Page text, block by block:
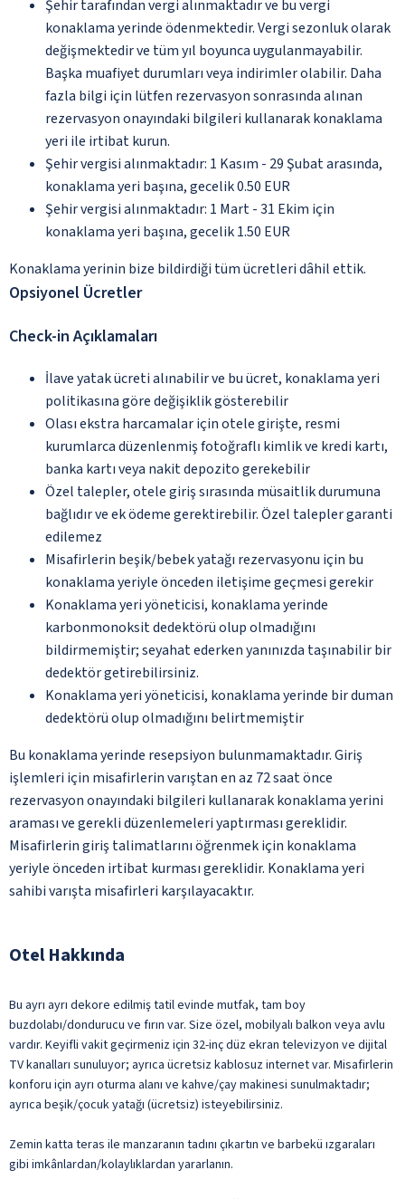
Şehir tarafından vergi alınmaktadır ve bu vergi
konaklama yerinde ödenmektedir. Vergi sezonluk olarak
değişmektedir ve tüm yıl boyunca uygulanmayabilir.
Başka muafiyet durumları veya indirimler olabilir. Daha
fazla bilgi için lütfen rezervasyon sonrasında alınan
rezervasyon onayındaki bilgileri kullanarak konaklama
yeri ile irtibat kurun.
Şehir vergisi alınmaktadır: 1 Kasım - 29 Şubat arasında,
konaklama yeri başına, gecelik 0.50 EUR
Şehir vergisi alınmaktadır: 1 Mart - 31 Ekim için
konaklama yeri başına, gecelik 1.50 EUR
Konaklama yerinin bize bildirdiği tüm ücretleri dâhil ettik.
Opsiyonel Ücretler
Check-in Açıklamaları
İlave yatak ücreti alınabilir ve bu ücret, konaklama yeri
politikasına göre değişiklik gösterebilir
Olası ekstra harcamalar için otele girişte, resmi
kurumlarca düzenlenmiş fotoğraflı kimlik ve kredi kartı,
banka kartı veya nakit depozito gerekebilir
Özel talepler, otele giriş sırasında müsaitlik durumuna
bağlıdır ve ek ödeme gerektirebilir. Özel talepler garanti
edilemez
Misafirlerin beşik/bebek yatağı rezervasyonu için bu
konaklama yeriyle önceden iletişime geçmesi gerekir
Konaklama yeri yöneticisi, konaklama yerinde
karbonmonoksit dedektörü olup olmadığını
bildirmemiştir; seyahat ederken yanınızda taşınabilir bir
dedektör getirebilirsiniz.
Konaklama yeri yöneticisi, konaklama yerinde bir duman
dedektörü olup olmadığını belirtmemiştir
Bu konaklama yerinde resepsiyon bulunmamaktadır. Giriş
işlemleri için misafirlerin varıştan en az 72 saat önce
rezervasyon onayındaki bilgileri kullanarak konaklama yerini
araması ve gerekli düzenlemeleri yaptırması gereklidir.
Misafirlerin giriş talimatlarını öğrenmek için konaklama
yeriyle önceden irtibat kurması gereklidir. Konaklama yeri
sahibi varışta misafirleri karşılayacaktır.
Otel Hakkında
Bu ayrı ayrı dekore edilmiş tatil evinde mutfak, tam boy
buzdolabı/dondurucu ve fırın var. Size özel, mobilyalı balkon veya avlu
vardır. Keyifli vakit geçirmeniz için 32-inç düz ekran televizyon ve dijital
TV kanalları sunuluyor; ayrıca ücretsiz kablosuz internet var. Misafirlerin
konforu için ayrı oturma alanı ve kahve/çay makinesi sunulmaktadır;
ayrıca beşik/çocuk yatağı (ücretsiz) isteyebilirsiniz.
Zemin katta teras ile manzaranın tadını çıkartın ve barbekü ızgaraları
gibi imkânlardan/kolaylıklardan yararlanın.